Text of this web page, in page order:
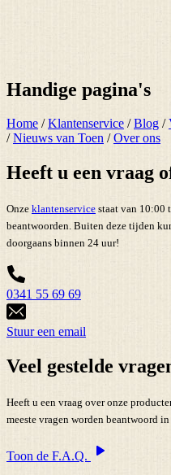
Handige pagina's
Home /Klantenservice /Blog /
/Nieuws van Toen /Over ons
Heeft u een vraag
Onze klantenservice staat van 10:00
beantwoorden. Buiten deze tijden
doorgaans binnen 24 uur!
0341 55 69 69
Stuur een email
Veel gestelde
Heeft u een vraag over onze
meeste vragen worden beantwoord in
Toon de F.A.Q.